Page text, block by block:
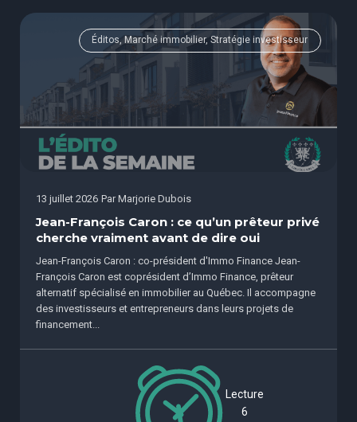
Éditos, Marché immobilier, Stratégie investisseur
13 juillet 2026 Par Marjorie Dubois
Jean-François Caron : ce qu’un prêteur privé
cherche vraiment avant de dire oui
Jean-François Caron : co-président d'Immo Finance Jean-
François Caron est coprésident d’Immo Finance, prêteur
alternatif spécialisé en immobilier au Québec. Il accompagne
des investisseurs et entrepreneurs dans leurs projets de
financement...
Lecture
6